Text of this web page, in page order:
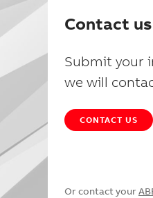
Contact us
Submit your
we will
CONTACT US
Or contact your